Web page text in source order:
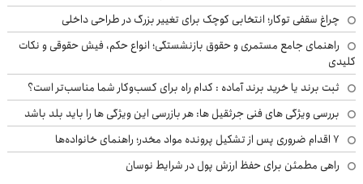
چراغ سقفی توکار؛ انتخابی کوچک برای تغییر بزرگ در طراحی داخلی
راهنمای جامع مستمری و حقوق بازنشستگی؛ انواع حکم، فیش حقوقی و نکات
کلیدی
ثبت برند یا خرید برند آماده : کدام راه برای کسب‌وکار شما مناسب‌تر است؟
بررسی ویژگی های فنی جرثقیل ها: هر بازرسی این ویژگی ها را باید بلد باشد
۷ اقدام ضروری پس از تشکیل پرونده مواد مخدر؛ راهنمای خانواده‌ها
راهی مطمئن برای حفظ ارزش پول در شرایط نوسان